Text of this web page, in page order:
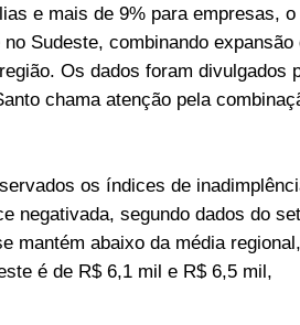
e mais de 9% para empresas,
Sudeste, combinando expansão
Os dados foram divulgados
chama atenção pela
os índices de
negativada, segundo dados do
mantém abaixo da média
é de R$ 6,1 mil e R$ 6,5 mil,